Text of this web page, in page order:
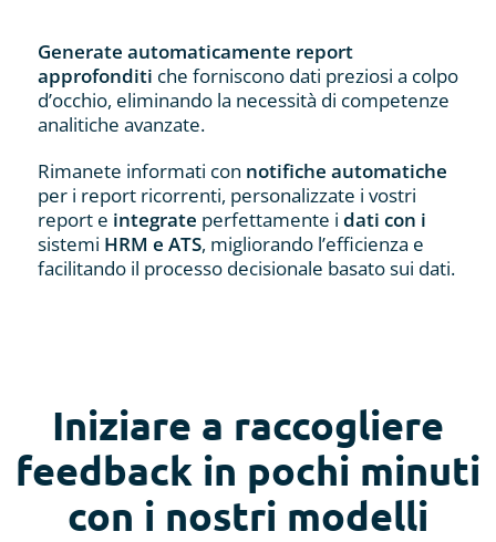
Generate automaticamente report
approfonditi che forniscono dati preziosi a colpo
d’occhio, eliminando la necessità di competenze
analitiche avanzate.
Rimanete informati con notifiche automatiche
per i report ricorrenti, personalizzate i vostri
report e integrate perfettamente i dati con i
sistemi HRM e ATS, migliorando l’efficienza e
facilitando il processo decisionale basato sui dati.
Iniziare a raccogliere
feedback in pochi minuti
con i nostri modelli